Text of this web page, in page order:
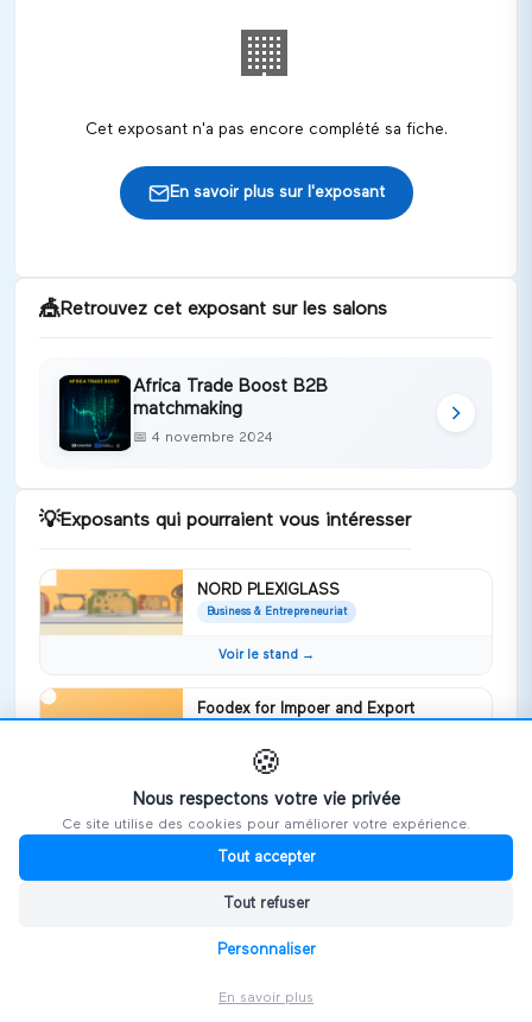
🏢
Cet exposant n'a pas encore complété sa fiche.
En savoir plus sur l'exposant
🎪Retrouvez cet exposant sur les salons
Africa Trade Boost B2B
matchmaking
📅 4 novembre 2024
💡Exposants qui pourraient vous intéresser
NORD PLEXIGLASS
Business & Entrepreneuriat
Voir le stand →
Foodex for Impoer and Export
foodex company specialise in frozen
fruits and vegetables pdf
WEYB
Nous soutenons votre développement
🍪
Nous respectons votre vie privée
Ce site utilise des cookies pour améliorer votre expérience.
Tout accepter
Tout refuser
Personnaliser
En savoir plus